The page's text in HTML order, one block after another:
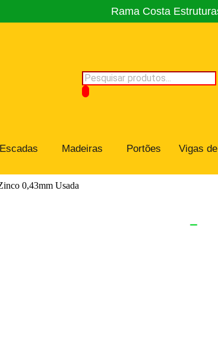
Rama Costa
Escadas Madeiras Portões Vigas
0,43mm Usada